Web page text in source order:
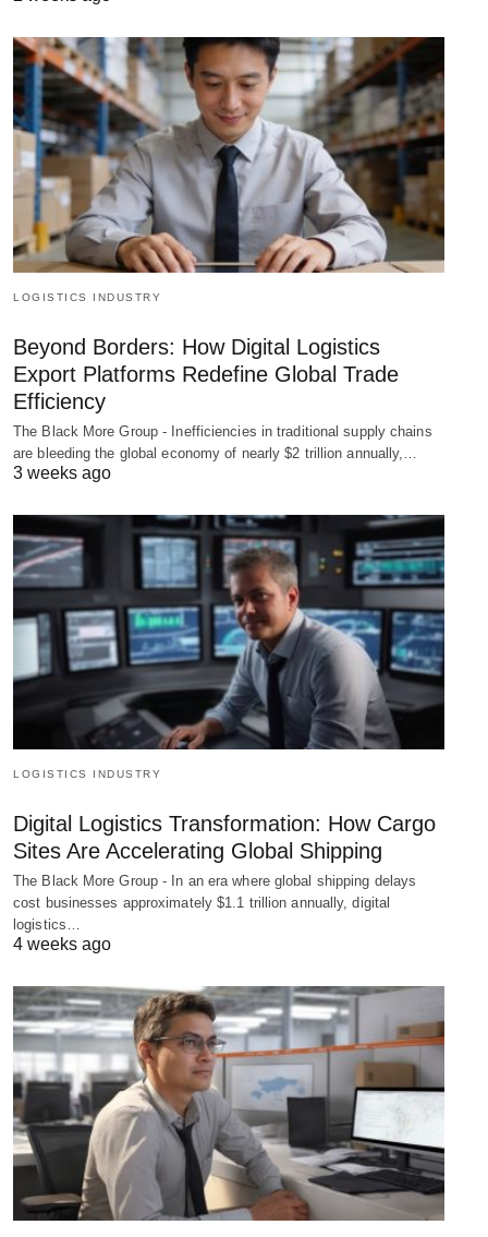
LOGISTICS INDUSTRY
Beyond Borders: How Digital Logistics
Export Platforms Redefine Global Trade
Efficiency
The Black More Group - Inefficiencies in traditional supply chains
are bleeding the global economy of nearly $2 trillion annually,…
3 weeks ago
LOGISTICS INDUSTRY
Digital Logistics Transformation: How Cargo
Sites Are Accelerating Global Shipping
The Black More Group - In an era where global shipping delays
cost businesses approximately $1.1 trillion annually, digital
logistics…
4 weeks ago